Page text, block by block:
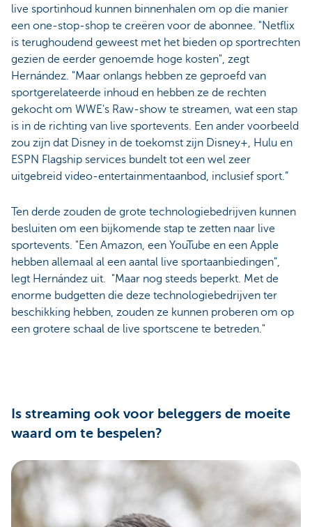
live sportinhoud kunnen binnenhalen om op die manier
een one-stop-shop te creëren voor de abonnee. "Netflix
is terughoudend geweest met het bieden op sportrechten
gezien de eerder genoemde hoge kosten", zegt
Hernández. "Maar onlangs hebben ze geproefd van
sportgerelateerde inhoud en hebben ze de rechten
gekocht om WWE's Raw-show te streamen, wat een stap
is in de richting van live sportevents. Een ander voorbeeld
zou zijn dat Disney in de toekomst zijn Disney+, Hulu en
ESPN Flagship services bundelt tot een wel zeer
uitgebreid video-entertainmentaanbod, inclusief sport.”
Ten derde zouden de grote technologiebedrijven kunnen
besluiten om een bijkomende stap te zetten naar live
sportevents. "Een Amazon, een YouTube en een Apple
hebben allemaal al een aantal live sportaanbiedingen",
legt Hernández uit. "Maar nog steeds beperkt. Met de
enorme budgetten die deze technologiebedrijven ter
beschikking hebben, zouden ze kunnen proberen om op
een grotere schaal de live sportscene te betreden."
Is streaming ook voor beleggers de moeite
waard om te bespelen?